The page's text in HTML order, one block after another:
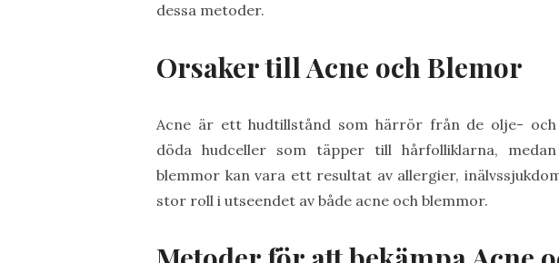
dessa metoder.
Orsaker till Acne och Blemor
Acne är ett hudtillstånd som härrör från de olje- och
döda hudceller som täpper till hårfolliklarna, medan
blemmor kan vara ett resultat av allergier,
stor roll i utseendet av både acne och blemmor.